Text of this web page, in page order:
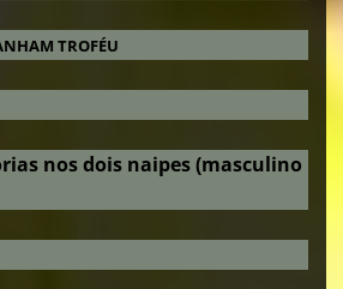
TROFÉU
nos dois naipes (masculino